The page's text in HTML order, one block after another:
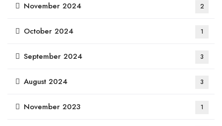
November 2024 2
October 2024 1
September 2024 3
August 2024 3
November 2023 1